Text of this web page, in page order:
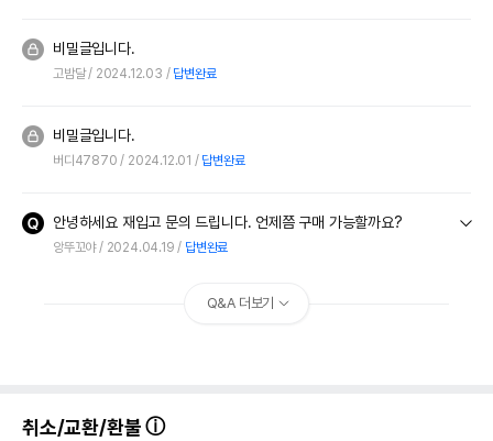
비밀글입니다.
고밤달 2024.12.03 답변완료
비밀글입니다.
버디47870 2024.12.01 답변완료
안녕하세요 재입고 문의 드립니다. 언제쯤 구매 가능할까요?
앙뚜꼬야 2024.04.19 답변완료
Q&A 더보기
취소/교환/환불